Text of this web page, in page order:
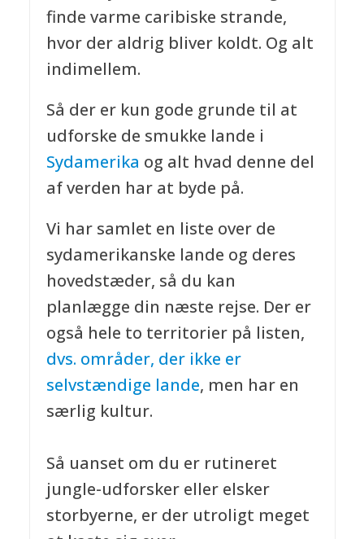
finde varme caribiske strande,
hvor der aldrig bliver koldt. Og alt
indimellem.
Så der er kun gode grunde til at
udforske de smukke lande i
Sydamerika og alt hvad denne del
af verden har at byde på.
Vi har samlet en liste over de
sydamerikanske lande og deres
hovedstæder, så du kan
planlægge din næste rejse. Der er
også hele to territorier på listen,
dvs. områder, der ikke er
selvstændige lande, men har en
særlig kultur.
Så uanset om du er rutineret
jungle-udforsker eller elsker
storbyerne, er der utroligt meget